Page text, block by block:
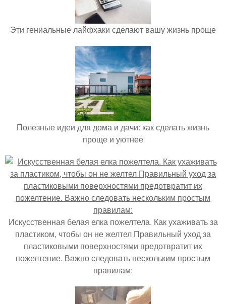
Эти гениальные лайфхаки сделают вашу жизнь проще
Полезные идеи для дома и дачи: как сделать жизнь
проще и уютнее
Искусственная белая елка пожелтела. Как ухаживать за
пластиком, чтобы он не желтел Правильный уход за
пластиковыми поверхностями предотвратит их
пожелтение. Важно следовать нескольким простым
правилам: